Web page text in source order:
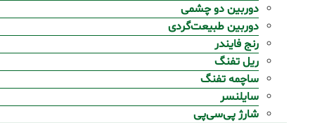
دوربین دو چشمی
دوربین طبیعت‌گردی
رنج فایندر
ریل تفنگ
ساچمه تفنگ
سایلنسر
شارژ پی‌سی‌پی